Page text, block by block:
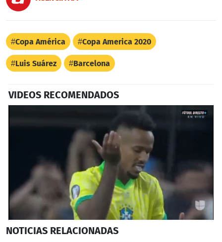
Copa América Copa America 2020
Luis Suárez Barcelona
VIDEOS RECOMENDADOS
seconds
NOTICIAS RELACIONADAS